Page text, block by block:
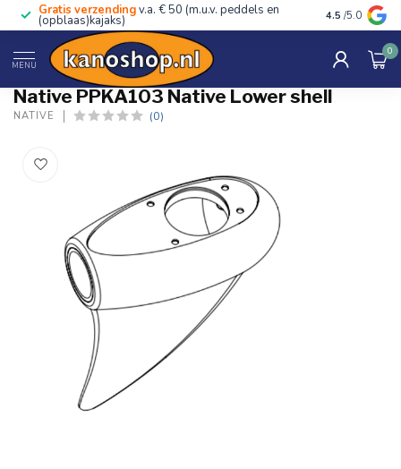
Gratis verzendingv.a. € 50 (m.u.v. peddels en
(opblaas)kajaks) Advies van
4.5 /5.0
MENU
0
Home / PPKA103 Native Lower shell
Native PPKA103 Native Lower shell
NATIVE (0)